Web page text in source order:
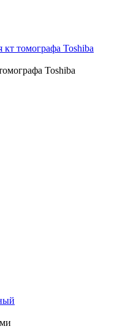
кт томографа Toshiba
Toshiba